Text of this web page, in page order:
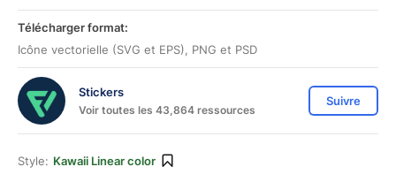
Télécharger format:
Icône vectorielle (SVG et EPS), PNG et PSD
Stickers
Voir toutes les 43,864 ressources
Suivre
Style: Kawaii Linear color